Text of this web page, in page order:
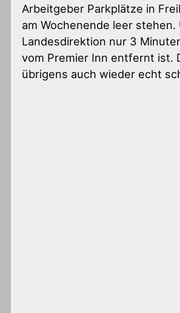
Arbeitgeber Parkplätze in
am Wochenende leer stehen.
Landesdirektion nur 3
vom Premier Inn entfernt ist.
übrigens auch wieder echt